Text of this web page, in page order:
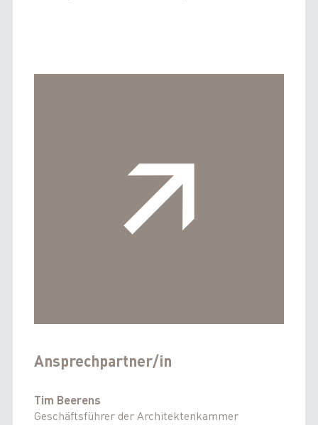
Ansprechpartner/in
Tim Beerens
Geschäftsführer der Architektenkammer